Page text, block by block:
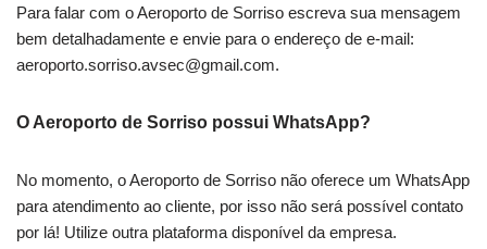
Para falar com o Aeroporto de Sorriso escreva sua mensagem
bem detalhadamente e envie para o endereço de e-mail:
aeroporto.sorriso.avsec@gmail.com.
O Aeroporto de Sorriso possui WhatsApp?
No momento, o Aeroporto de Sorriso não oferece um WhatsApp
para atendimento ao cliente, por isso não será possível contato
por lá! Utilize outra plataforma disponível da empresa.